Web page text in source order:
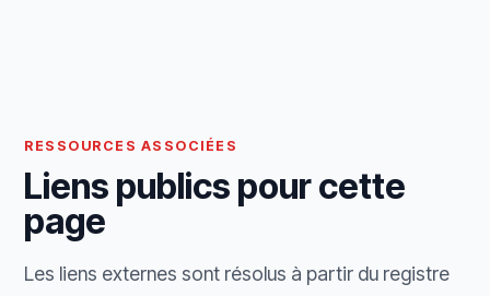
RESSOURCES ASSOCIÉES
Liens publics pour cette
page
Les liens externes sont résolus à partir du registre